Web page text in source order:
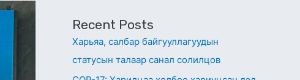
Recent Posts
Харьяа, салбар байгууллагуудын
статусын талаар санал солилцов